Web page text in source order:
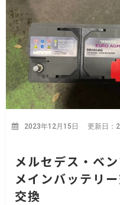
2023年12月15日 更新日：
メルセデス・ベ
メインバッテリ
交換